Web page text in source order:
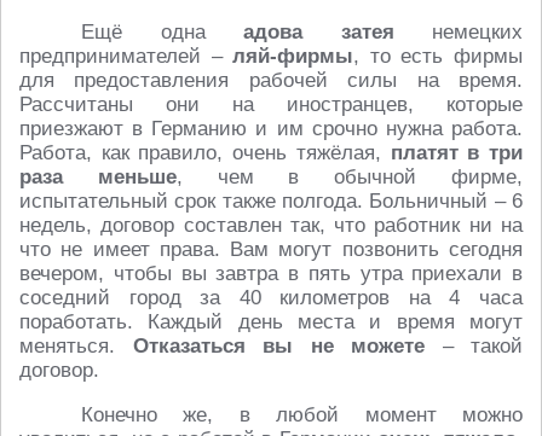
Ещё одна адова затея немецких
предпринимателей –ляй-фирмы, то есть фирмы
для предоставления рабочей силы на время.
Рассчитаны они на иностранцев, которые
приезжают в Германию и им срочно нужна работа.
Работа, как правило, очень тяжёлая, платят в три
раза меньше, чем в обычной фирме,
испытательный срок также полгода. Больничный – 6
недель, договор составлен так, что работник ни на
что не имеет права. Вам могут позвонить сегодня
вечером, чтобы вы завтра в пять утра приехали в
соседний город за 40 километров на 4 часа
поработать. Каждый день места и время могут
меняться. Отказаться вы не можете – такой
договор.
Конечно же, в любой момент можно